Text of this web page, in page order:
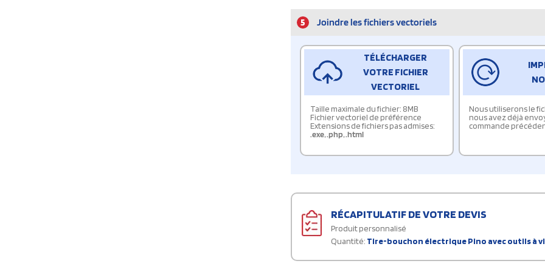
5 Joindre les fichiers vectoriels
TÉLÉCHARGER
VOTRE FICHIER
VECTORIEL
Taille maximale du fichier: 8MB
Fichier vectoriel de préférence
Extensions de fichiers pas admises:
.exe,.php,.html
Nous utiliserons le
nous avez déjà
commande
RÉCAPITULATIF DE VOTRE DEVIS
Produit personnalisé
Quantité: Tire-bouchon électrique Pino avec outils à